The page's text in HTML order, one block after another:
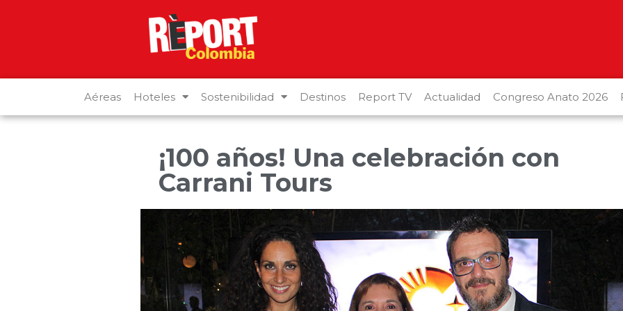
Aéreas Hoteles Sostenibilidad Destinos Report TV Actualidad Congreso Anato 2026
¡100 años! Una celebración con
Carrani Tours